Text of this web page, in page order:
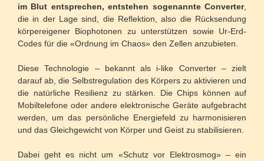
im Blut entsprechen, entstehen sogenannte Converter,
die in der Lage sind, die Reflektion, also die Rücksendung
körpereigener Biophotonen zu unterstützen sowie Ur-Erd-
Codes für die «Ordnung im Chaos» den Zellen anzubieten.
Diese Technologie – bekannt als i-like Converter – zielt
darauf ab, die Selbstregulation des Körpers zu aktivieren und
die natürliche Resilienz zu stärken. Die Chips können auf
Mobiltelefone oder andere elektronische Geräte aufgebracht
werden, um das persönliche Energiefeld zu harmonisieren
und das Gleichgewicht von Körper und Geist zu stabilisieren.
Dabei geht es nicht um «Schutz vor Elektrosmog» – ein